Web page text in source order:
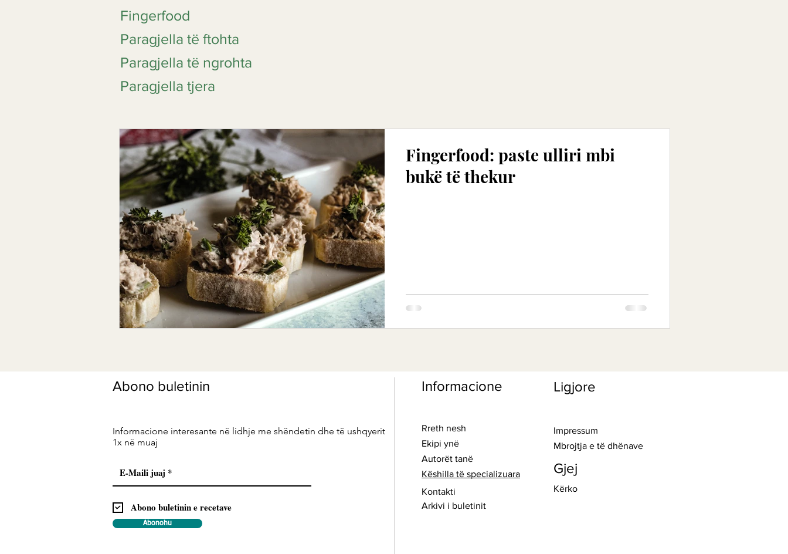
Fingerfood
Paragjella të ftohta
Paragjella të ngrohta
Paragjella tjera
Fingerfood: paste ulliri mbi
bukë të thekur
Abono buletinin
Informacione interesante në lidhje me shëndetin dhe të ushqyerit
1x në muaj
Abono buletinin e recetave
Abonohu
Informacione
Rreth nesh
Ekipi ynë
Autorët tanë
Këshilla të specializuara
Kontakti
Ligjore
Impressum
Mbrojtja e të dhënave
Gjej
Kërko
Arkivi i buletinit